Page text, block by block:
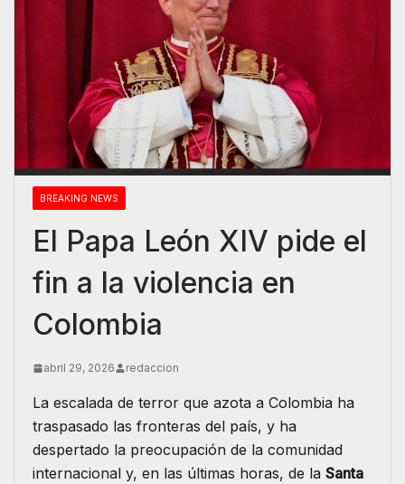
BREAKING NEWS
El Papa León XIV pide el
fin a la violencia en
Colombia
abril 29, 2026 redaccion
La escalada de terror que azota a Colombia ha
traspasado las fronteras del país, y ha
despertado la preocupación de la comunidad
internacional y, en las últimas horas, de la Santa